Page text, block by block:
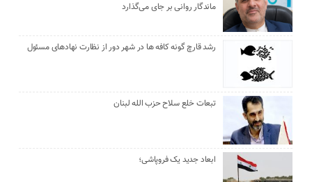
ماندگار روانی بر جای می‌گذارد
رشد قارچ گونه کافه ها در شهر دور از نظارت نهادهای مسئول
تبعات خلع سلاح حزب الله لبنان
ابعاد جدید یک فروپاشی؛